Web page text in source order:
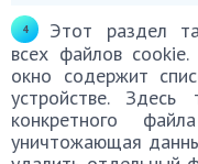
Этот раздел
всех файлов
окно содержит
устройстве.
конкретного
уничтожающая